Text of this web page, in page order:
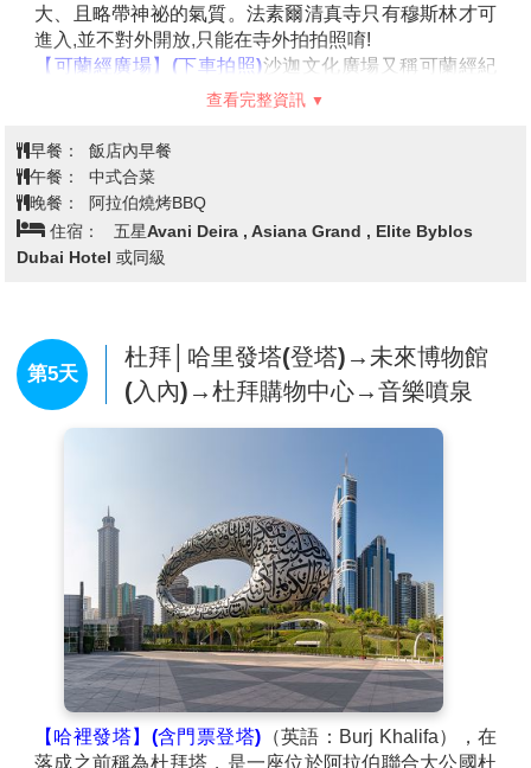
大、且略帶神祕的氣質。法素爾清真寺只有穆斯林才可
進入,並不對外開放,只能在寺外拍拍照唷!
【可蘭經廣場】(下車拍照)沙迦文化廣場又稱可蘭經紀
念碑文化廣場，因廣場中央聳立著巨大且翻開著的一本
有多神教徒的旅人去敬拜，所以沙迦政府把原雕塑剷
除，改塑了一本打開的可蘭經。據悉，這也是為了紀念
阿聯酋7個酋長國當年建國時簽署聯合協議而建造的一
個紀念建築物。在它的後方那個白色的建築，是酋長辦
公室，左邊是皇家禮拜清真寺，右邊是文化宮，另一邊
頭,所以又有人稱其為「火車頭市集」。市集內有二層
樓，內有空調，店家眾多，販售很多阿拉伯紀念品。一
樓到處金光閃閃數百家金飾店展示著各式各樣的黃金首
飾。二樓則是販賣手工波斯地毯，手工精美以及阿拉伯
【沙漠衝沙+阿拉伯燒烤BBQ】(送騎駱駝)
普車穿越阿拉伯紅色沙丘，專業的衝沙司機帶您體驗沙
漠狂飆，如同經歷電影中沙漠戰士的驚險場面。在廣闊
無邊的沙漠中，盡情擁抱壯闊的日落，下車拍攝網美照
記錄眼前沙漠的震撼景色。您可在沙漠上盡情玩耍，體
驗一回獵鷹立在自己手臂上的威武感！(此體驗需自費)
在夜幕低垂下，享用豐盛的阿拉伯自助晚餐和美味的燒
烤佳餚。同時，觀看阿拉伯特色旋轉舞。營火晚會將是
衝沙行程最後的精彩活動Dubai火焰。
查看完整資訊
早餐：
飯店內早餐
午餐：
中式合菜
晚餐：
阿拉伯燒烤BBQ
住宿：
五星Avani Deira , Asiana Grand , Elite Byblos
Dubai Hotel 或同級
第5天
杜拜│哈里發塔(登塔)→未來博物館
(入內)→杜拜購物中心→音樂噴泉
【哈裡發塔】(含門票登塔) （英語：Burj Khalifa），在
落成之前稱為杜拜塔，是一座位於阿拉伯聯合大公國杜